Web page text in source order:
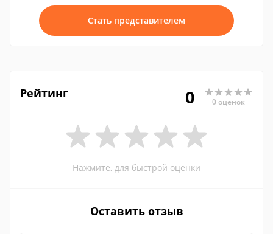
Стать представителем
Рейтинг 0 0 оценок
Нажмите, для быстрой оценки
Оставить отзыв